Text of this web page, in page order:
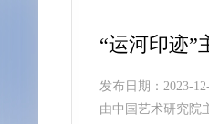
“运河印迹”
发布日期：2023-
由中国艺术研究院